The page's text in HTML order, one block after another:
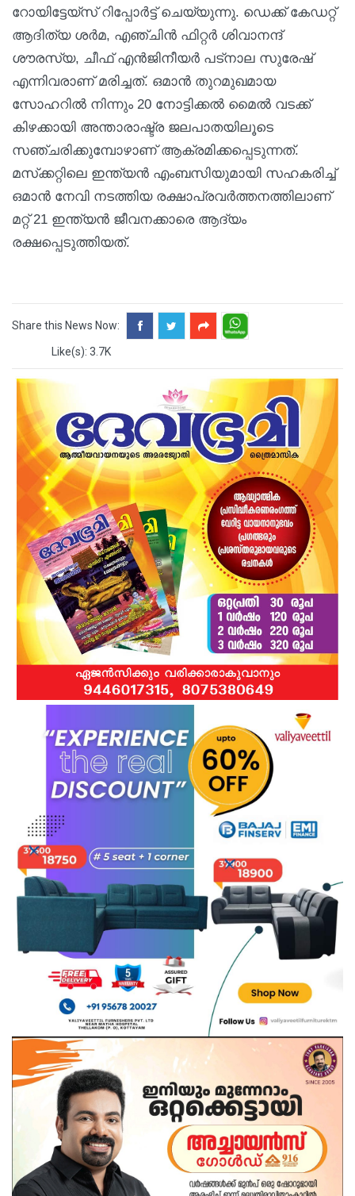
റോയിട്ടേയ്‌സ് റിപ്പോര്‍ട്ട് ചെയ്യുന്നു. ഡെക്ക് കേഡറ്റ്
ആദിത്യ ശര്‍മ, എഞ്ചിന്‍ ഫിറ്റര്‍ ശിവാനന്ദ്
ശൗരസ്യ, ചീഫ് എന്‍ജിനീയര്‍ പട്‌നാല സുരേഷ്
എന്നിവരാണ് മരിച്ചത്. ഒമാന്‍ തുറമുഖമായ
സോഹറില്‍ നിന്നും 20 നോട്ടിക്കല്‍ മൈല്‍ വടക്ക്
കിഴക്കായി അന്താരാഷ്ട്ര ജലപാതയിലൂടെ
സഞ്ചരിക്കുമ്പോഴാണ് ആക്രമിക്കപ്പെടുന്നത്.
മസ്‌ക്കറ്റിലെ ഇന്ത്യന്‍ എംബസിയുമായി സഹകരിച്ച്
ഒമാന്‍ നേവി നടത്തിയ രക്ഷാപ്രവര്‍ത്തനത്തിലാണ്
മറ്റ് 21 ഇന്ത്യന്‍ ജീവനക്കാരെ ആദ്യം
രക്ഷപ്പെടുത്തിയത്.
Share this News Now:
Like(s): 3.7K